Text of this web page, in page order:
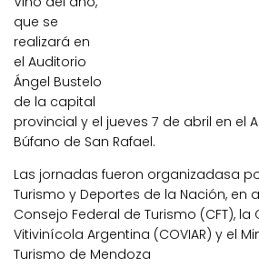
que se
realizará en
el Auditorio
Ángel Bustelo
de la capital
provincial y el jueves 7 de abril en el
Búfano de San Rafael.
Las jornadas fueron organizadasa
Turismo y Deportes de la Nación, en
Consejo Federal de Turismo (CFT),
Vitivinícola Argentina (COVIAR) y el
Turismo de Mendoza